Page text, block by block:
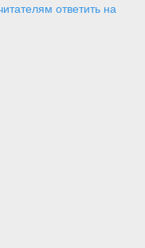
ответить на